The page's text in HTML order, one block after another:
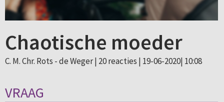
Chaotische moeder
C. M. Chr. Rots - de Weger | 20 reacties | 19-06-2020| 10:08
VRAAG